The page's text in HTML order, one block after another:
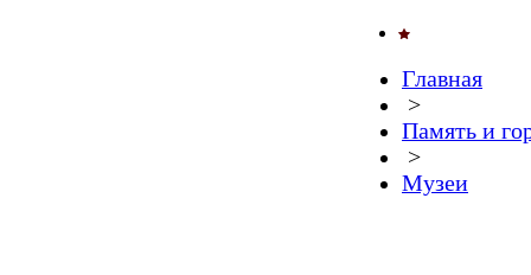
Главная
>
Память и
>
Музеи